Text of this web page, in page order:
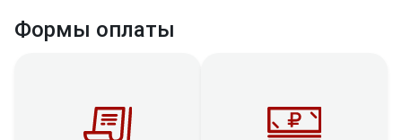
Формы оплаты